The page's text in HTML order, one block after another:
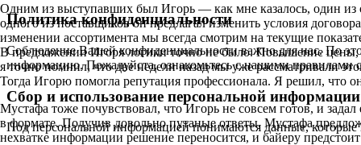
Одним из выступавших был Игорь — как мне казалось, один из
одного из поставщиков он предлагал изменить условия
изменении ассортимента мы всегда смотрим на текущие
В предложении Игоря логики точно не было. Повышение цены,
я точно помнил, что две недели назад мы уже рассматривали
Тогда Игорю помогла репутация профессионала. Я решил, что
Мустафа тоже почувствовал, что Игорь не совсем готов, и
в формате. Получив довольно путаные ответы, Мустафа
нехватке информации решение переносится, и байеру
Политика конфиденциальности
Соблюдение Вашей конфиденциальности важно для нас. По
информацию. Пожалуйста, ознакомьтесь с нашими правилами
Сбор и использование персональной информации
Под персональной информацией понимаются данные,